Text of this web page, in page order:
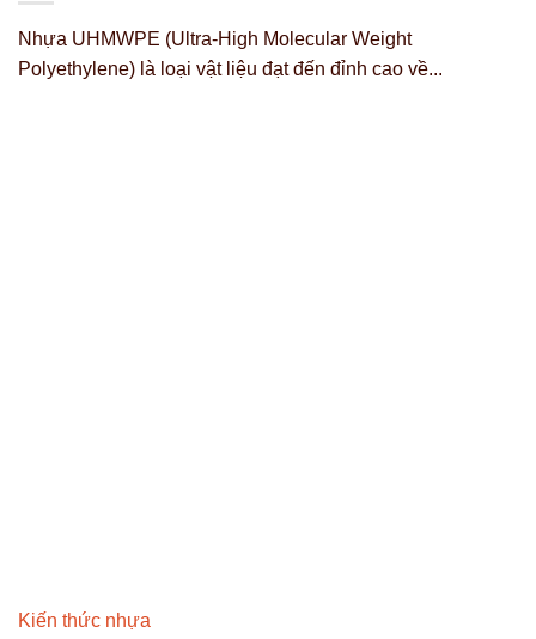
Nhựa UHMWPE (Ultra-High Molecular Weight
Polyethylene) là loại vật liệu đạt đến đỉnh cao về...
Kiến thức nhựa